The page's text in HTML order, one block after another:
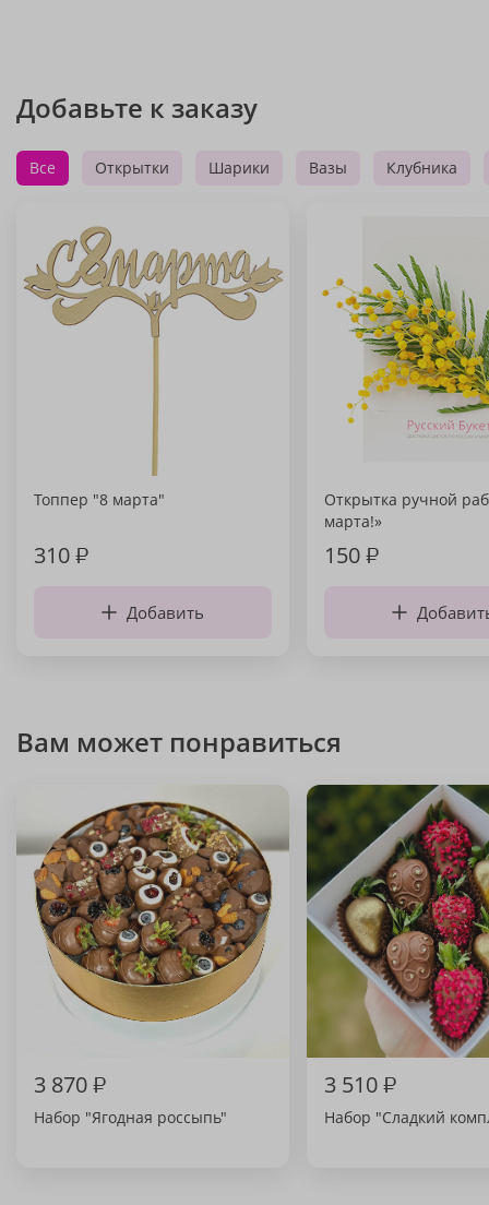
Добавьте к заказу
Все Открытки Шарики Вазы Клубника
Топпер "8 марта"
310₽
Добавить
Открытка ручной
марта!»
150₽
Вам может понравиться
3 870₽
Набор "Ягодная россыпь"
3 510₽
Набор "Сладкий